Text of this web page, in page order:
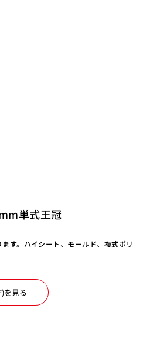
単式王冠
を見る
す。ハイシート、モールド、複式ポリ